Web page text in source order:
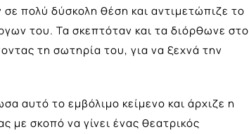
πολύ δύσκολη θέση και αντιμετώπιζε το
του. Τα σκεπτόταν και τα διόρθωνε στο
τη σωτηρία του, για να ξεχνά την
αυτό το εμβόλιμο κείμενο και άρχιζε η
με σκοπό να γίνει ένας θεατρικός